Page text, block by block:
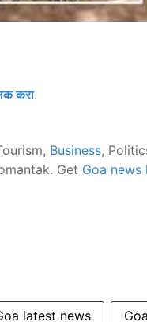
करा.
Business,
Get Goa
latest news